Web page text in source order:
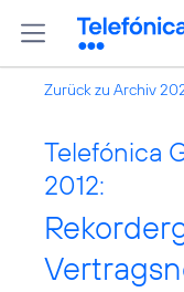
Zurück zu Archiv
Telefónica
2012: